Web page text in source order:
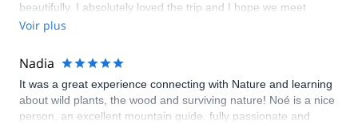
beautifully. I absolutely loved the trip and I hope we meet
again.
Voir plus
Nadia
It was a great experience connecting with Nature and learning
about wild plants, the wood and surviving nature! Noé is a nice
person, an excellent mountain guide, fully passionate and